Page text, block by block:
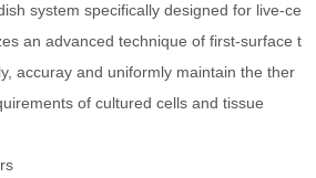
system specifically designed for live-ce
an advanced technique of first-surface t
accuray and uniformly maintain the ther
of cultured cells and tissue